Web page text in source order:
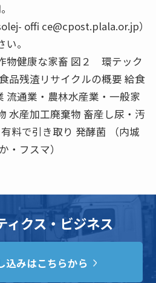
offi ce@cpost.plala.or.jp）
。
物健康な家畜 図２ 環テック
残渣リサイクルの概要 給食
流通業・農林水産業・一般家
水産加工廃棄物 畜産し尿・汚
料で引き取り 発酵菌 （内城
・フスマ）
ィクス・ビジネス
込みはこちらから